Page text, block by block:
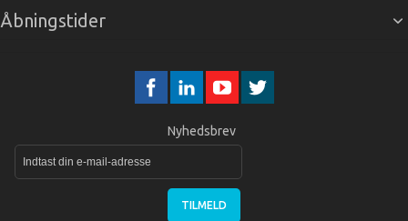
Åbningstider
Nyhedsbrev
TILMELD